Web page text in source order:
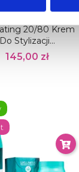
20/80 Krem
Do Stylizacji...
145,00 zł